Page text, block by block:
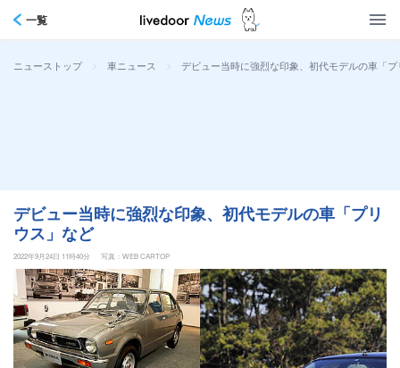
一覧
ニューストップ > 車ニュース > デビュー当時に強烈な印象、初代モデルの車「
デビュー当時に強烈な印象、初代モデルの車「プリ
ウス」など
2022年9月24日 11時40分 写真：WEB CARTOP